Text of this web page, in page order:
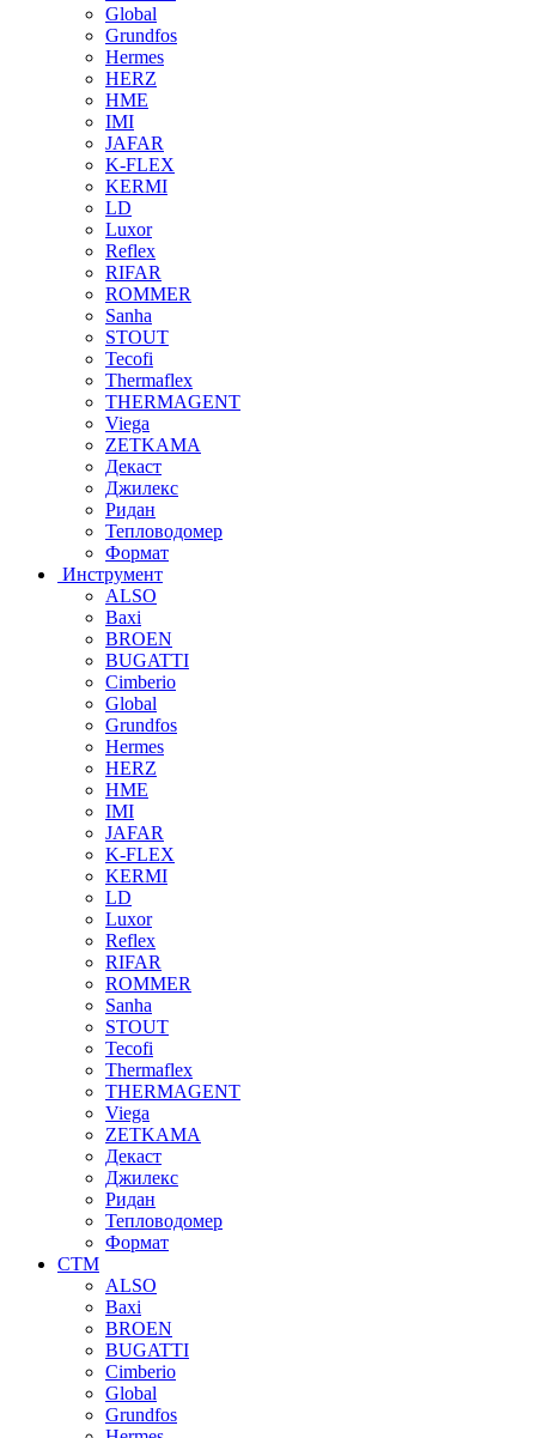
Global
Grundfos
Hermes
HERZ
HME
IMI
JAFAR
K-FLEX
KERMI
LD
Luxor
Reflex
RIFAR
ROMMER
Sanha
STOUT
Tecofi
Thermaflex
THERMAGENT
Viega
ZETKAMA
Декаст
Джилекс
Ридан
Тепловодомер
Формат
Инструмент
ALSO
Baxi
BROEN
BUGATTI
Cimberio
Global
Grundfos
Hermes
HERZ
HME
IMI
JAFAR
K-FLEX
KERMI
LD
Luxor
Reflex
RIFAR
ROMMER
Sanha
STOUT
Tecofi
Thermaflex
THERMAGENT
Viega
ZETKAMA
Декаст
Джилекс
Ридан
Тепловодомер
Формат
СТМ
ALSO
Baxi
BROEN
BUGATTI
Cimberio
Global
Grundfos